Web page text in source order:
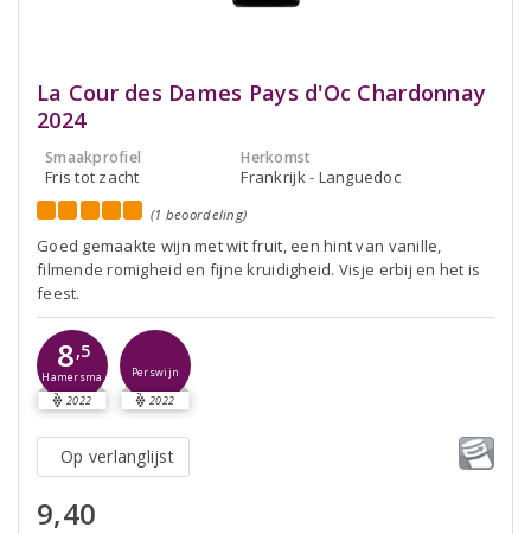
La Cour des Dames Pays d'Oc Chardonnay
2024
Smaakprofiel
Fris tot zacht
Herkomst
Frankrijk - Languedoc
(1 beoordeling)
Goed gemaakte wijn met wit fruit, een hint van vanille,
filmende romigheid en fijne kruidigheid. Visje erbij en het is
feest.
8,5
Hamersma
2022
Perswijn
2022
Op verlanglijst
9,40